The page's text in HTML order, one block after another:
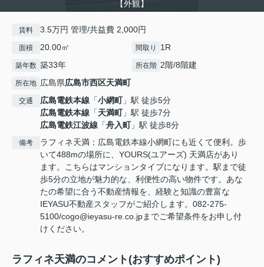
【外観】
賃料 3.5万円 管理/共益費 2,000円
面積 20.00㎡ 間取り 1R
築年数 築33年 所在階 2階/8階建
所在地 広島県広島市西区天満町
交通 広島電鉄本線 「小網町」駅 徒歩5分
広島電鉄本線 「天満町」駅 徒歩7分
広島電鉄江波線 「舟入町」駅 徒歩8分
備考
ラフィネ天満：広島電鉄本線小網町にも近くて便利。歩
いて488mの場所に、YOURS(ユアーズ) 天満店があり
ます。こちらはマンションタイプになります。駅まで徒
歩5分の立地が魅力的な、利便性の高い物件です。あな
たの希望に合う不動産情報を、経験と知識の豊富な
IEYASU不動産スタッフがご紹介します。082-275-
5100/cogo@ieyasu-re.co.jpまでご希望条件をお申し付
けください。
ラフィネ天満のコメント(おすすめポイント)